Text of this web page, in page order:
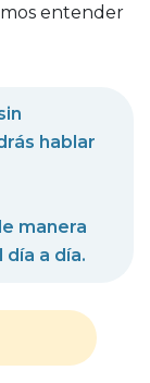
entender
hablar
manera
a día.